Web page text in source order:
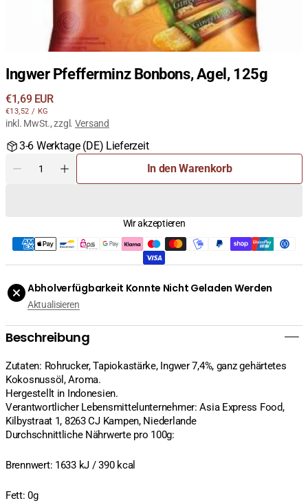
Ingwer Pfefferminz Bonbons, Agel, 125g
Regulärer
Preis
€1,69 EUR
STÜCKPREIS
€13,52 / PRO
KG
inkl. MwSt., zzgl. Versand
3-6 Werktage (DE) Lieferzeit
Menge
Agel,
125g
verringern
Menge
Agel,
erhöhen
In den Warenkorb
Wir akzeptieren
Abholverfügbarkeit Konnte Nicht Geladen Werden
Aktualisieren
Beschreibung
Zutaten: Rohrucker, Tapiokastärke, Ingwer 7,4%, ganz gehärtetes
Kokosnussöl, Aroma.
Hergestellt in Indonesien.
Verantwortlicher Lebensmittelunternehmer: Asia Express Food,
Kilbystraat 1, 8263 CJ Kampen, Niederlande
Durchschnittliche Nährwerte pro 100g:
Brennwert: 1633 kJ / 390 kcal
Fett: 0g